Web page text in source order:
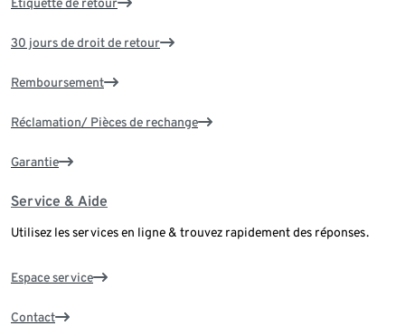
Étiquette de retour
30 jours de droit de retour
Remboursement
Réclamation/ Pièces de rechange
Garantie
Service & Aide
Utilisez les services en ligne & trouvez rapidement des réponses.
Espace service
Contact